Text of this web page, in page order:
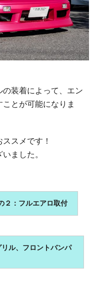
装着によって、エン
とが可能になりま
スメです！
ました。
２：フルエアロ取付
ル、フロントバンパ